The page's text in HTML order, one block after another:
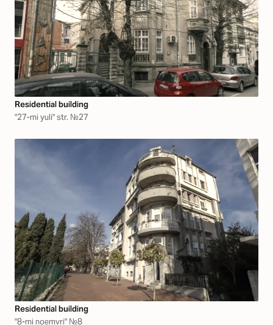
Residential building
"27-mi yuli" str. №27
Residential building
"8-mi noemvri" №8